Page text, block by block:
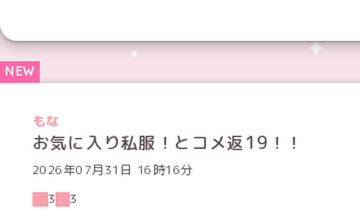
もな
お気に入り私服！とコメ返19！！
2026年07月31日 16時16分
3
3